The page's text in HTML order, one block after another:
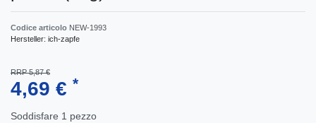
Codice articolo NEW-1993
Hersteller: ich-zapfe
RRP 5,87 €
4,69 € *
Soddisfare 1 pezzo